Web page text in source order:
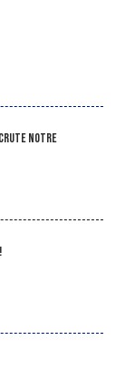
notre